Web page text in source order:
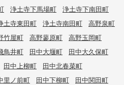
浄土寺下馬場町
浄土寺下南田町
土寺東田町 浄土寺南田町
高野泉町
竹屋町 高野蓼原町
高野玉岡町
鳥井町 田中大堰町
田中大久保町
田中上柳町
田中北春菜町
里ノ前町 田中下柳町
田中関田町